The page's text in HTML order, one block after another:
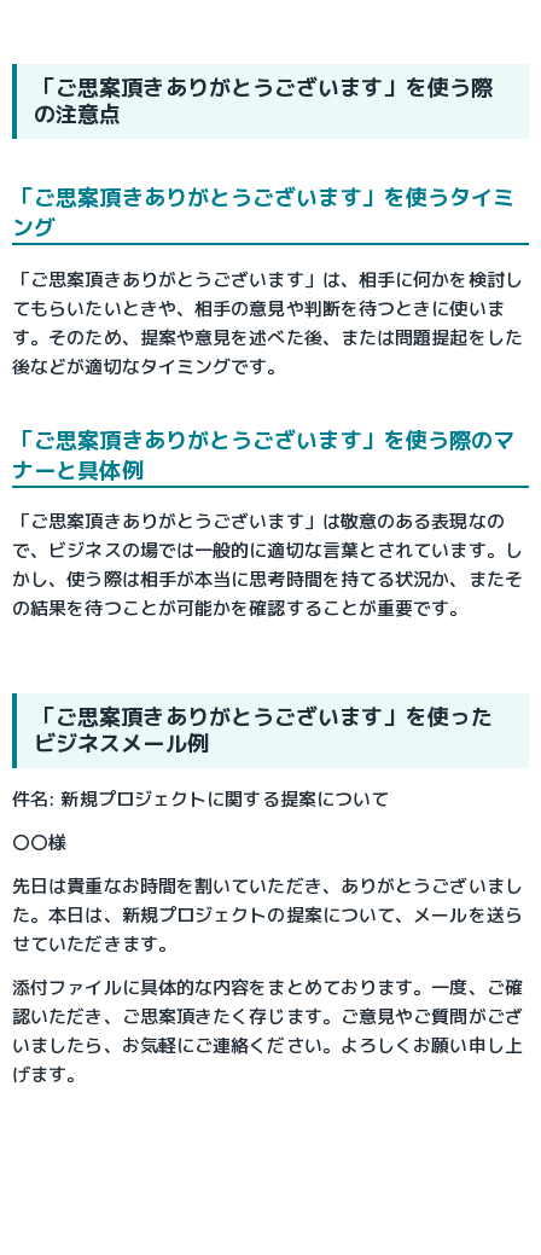
「ご思案頂きありがとうございます」を使う際
の注意点
「ご思案頂きありがとうございます」を使うタイミ
ング
「ご思案頂きありがとうございます」は、相手に何かを検討し
てもらいたいときや、相手の意見や判断を待つときに使いま
す。そのため、提案や意見を述べた後、または問題提起をした
後などが適切なタイミングです。
「ご思案頂きありがとうございます」を使う際のマ
ナーと具体例
「ご思案頂きありがとうございます」は敬意のある表現なの
で、ビジネスの場では一般的に適切な言葉とされています。し
かし、使う際は相手が本当に思考時間を持てる状況か、またそ
の結果を待つことが可能かを確認することが重要です。
「ご思案頂きありがとうございます」を使った
ビジネスメール例
件名: 新規プロジェクトに関する提案について
〇〇様
先日は貴重なお時間を割いていただき、ありがとうございまし
た。本日は、新規プロジェクトの提案について、メールを送ら
せていただきます。
添付ファイルに具体的な内容をまとめております。一度、ご確
認いただき、ご思案頂きたく存じます。ご意見やご質問がござ
いましたら、お気軽にご連絡ください。よろしくお願い申し上
げます。